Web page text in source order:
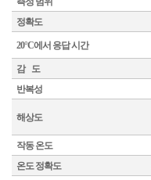
정확도
20°C에서 응답 시간
감 도
반복성
해상도
작동 온도
온도 정확도